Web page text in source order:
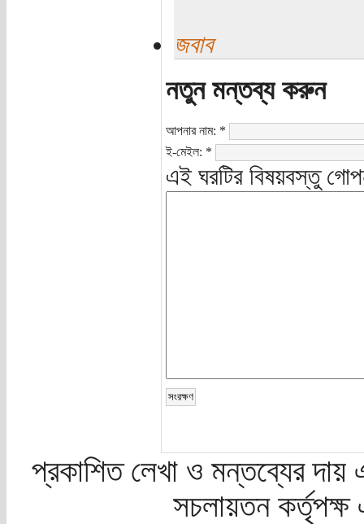
জবাব
নতুন মন্তব্য করুন
আপনার নাম: *
ই-মেইল: *
এই ঘরটির বিষয়বস্তু
প্রকাশিত লেখা ও মন্তব্যের দায়
সচলায়তন